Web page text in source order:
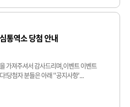
통역소 당첨 안내
가져주셔서 감사드리며,이벤트 이벤트
!당첨자 분들은 아래 ''공지사항'...